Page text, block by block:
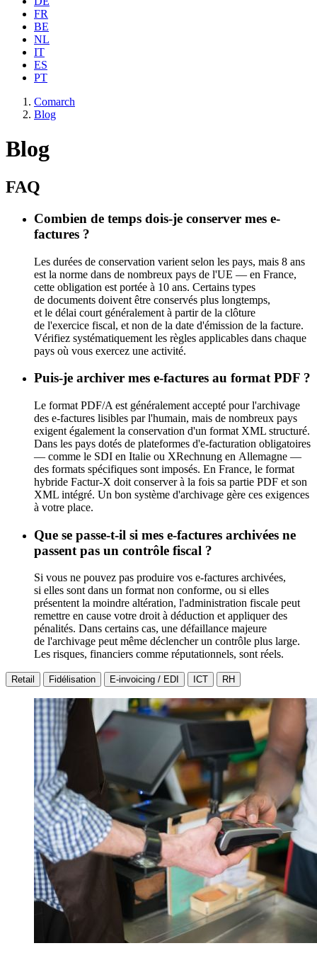
FR
BE
NL
IT
ES
PT
Comarch
Blog
Blog
FAQ
Combien de temps dois-je conserver mes e-
factures ?
Les durées de conservation varient selon les pays, mais 8 ans
est la norme dans de nombreux pays de l'UE — en France,
cette obligation est portée à 10 ans. Certains types
de documents doivent être conservés plus longtemps,
et le délai court généralement à partir de la clôture
de l'exercice fiscal, et non de la date d'émission de la facture.
Vérifiez systématiquement les règles applicables dans chaque
pays où vous exercez une activité.
Puis-je archiver mes e-factures au format PDF ?
Le format PDF/A est généralement accepté pour l'archivage
des e-factures lisibles par l'humain, mais de nombreux pays
exigent également la conservation d'un format XML structuré.
Dans les pays dotés de plateformes d'e-facturation obligatoires
— comme le SDI en Italie ou XRechnung en Allemagne —
des formats spécifiques sont imposés. En France, le format
hybride Factur-X doit conserver à la fois sa partie PDF et son
XML intégré. Un bon système d'archivage gère ces exigences
à votre place.
Que se passe-t-il si mes e-factures archivées ne
passent pas un contrôle fiscal ?
Si vous ne pouvez pas produire vos e-factures archivées,
si elles sont dans un format non conforme, ou si elles
présentent la moindre altération, l'administration fiscale peut
remettre en cause votre droit à déduction et appliquer des
pénalités. Dans certains cas, une défaillance majeure
de l'archivage peut même déclencher un contrôle plus large.
Les risques, financiers comme réputationnels, sont réels.
Retail Fidélisation E-invoicing / EDI ICT RH